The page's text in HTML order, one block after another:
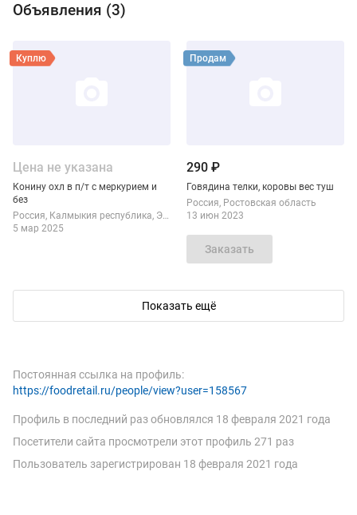
Объявления (3)
Виды продукции Репка Олег
Цена не указана
Конину охл в п/т с меркурием и
без
Смотреть объявление
Куплю
Россия Калмыкия республика Элиста
5 мар 2025
290 ₽
Говядина телки, коровы вес туш
Смотреть объявление
Продам
Россия Ростовская область
13 июн 2023
Заказать
340 ₽
Полутуши говядины
Смотреть объявление
Показать ещё
Постоянная ссылка на профиль:
https://foodretail.ru/people/view?user=158567
Профиль в последний раз обновлялся 18 февраля 2021 года
Посетители сайта просмотрели этот профиль 271 раз
Пользователь зарегистрирован 18 февраля 2021 года